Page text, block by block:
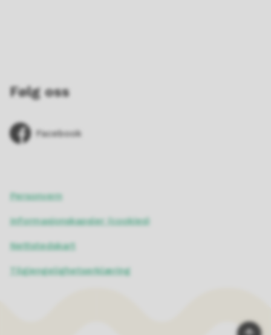
Følg oss
Facebook
Personvern
Informasjonskapsler (cookies)
Nettstedskart
Tilgjengelighetserklæring